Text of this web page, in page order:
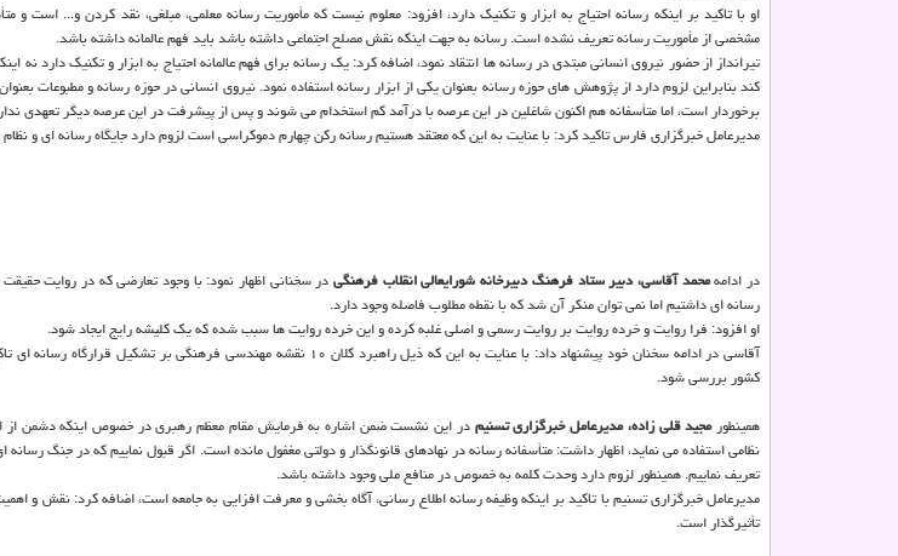
او با تاکید بر اینکه رسانه احتیاج به ابزار و تکنیک دارد، افزود: معلوم نیست که مأموریت رسانه معلمی، مبلغی، نقد کردن و... است
مشخصی از مأموریت رسانه تعریف نشده است. رسانه به جهت اینکه نقش مصلح اجتماعی داشته باشد باید فهم عالمانه داشته باشد.
تیرانداز از حضور نیروی انسانی مبتدی در رسانه ها انتقاد نمود، اضافه کرد: یک رسانه برای فهم عالمانه احتیاج به ابزار و تکنیک دارد نه
کند بنابراین لزوم دارد از پژوهش های حوزه رسانه بعنوان یکی از ابزار رسانه استفاده نمود. نیروی انسانی در حوزه رسانه و مطبوعات
برخوردار است، اما متأسفانه هم اکنون شاغلین در این عرصه با درآمد کم استخدام می شوند و پس از پیشرفت در این عرصه دیگر تعهدی
مدیرعامل خبرگزاری فارس تاکید کرد: با عنایت به این که معتقد هستیم رسانه رکن چهارم دموکراسی است لزوم دارد جایگاه رسانه ای و
در ادامهمحمد آقاسی، دبیر ستاد فرهنگ دبیرخانه شورایعالی انقلاب فرهنگیدر سخنانی اظهار نمود: با وجود تعارضی که در روایت
رسانه ای داشتیم اما نمی توان منکر آن شد که با نقطه مطلوب فاصله وجود دارد.
او افزود: فرا روایت و خرده روایت بر روایت رسمی و اصلی غلبه کرده و این خرده روایت ها سبب شده که یک کلیشه رایج ایجاد شود.
آقاسی در ادامه سخنان خود پیشنهاد داد: با عنایت به این که ذیل راهبرد کلان ۱۰ نقشه
کشور بررسی شود.
همینطورمجید قلی زاده، مدیرعامل خبرگزاری تسنیمدر این نشست ضمن اشاره به فرمایش مقام معظم رهبری در خصوص اینکه دشمن از
نظامی استفاده می نماید، اظهار داشت: متأسفانه رسانه در نهادهای قانونگذار و دولتی مغفول مانده است. اگر قبول نماییم که در جنگ رسانه
تعریف نماییم. همینطور لزوم دارد وحدت کلمه به خصوص در منافع ملی وجود داشته باشد.
مدیرعامل خبرگزاری تسنیم با تاکید بر اینکه وظیفه رسانه اطلاع رسانی، آگاه بخشی و معرفت افزایی به جامعه است، اضافه کرد: نقش و
تأثیرگذار است.